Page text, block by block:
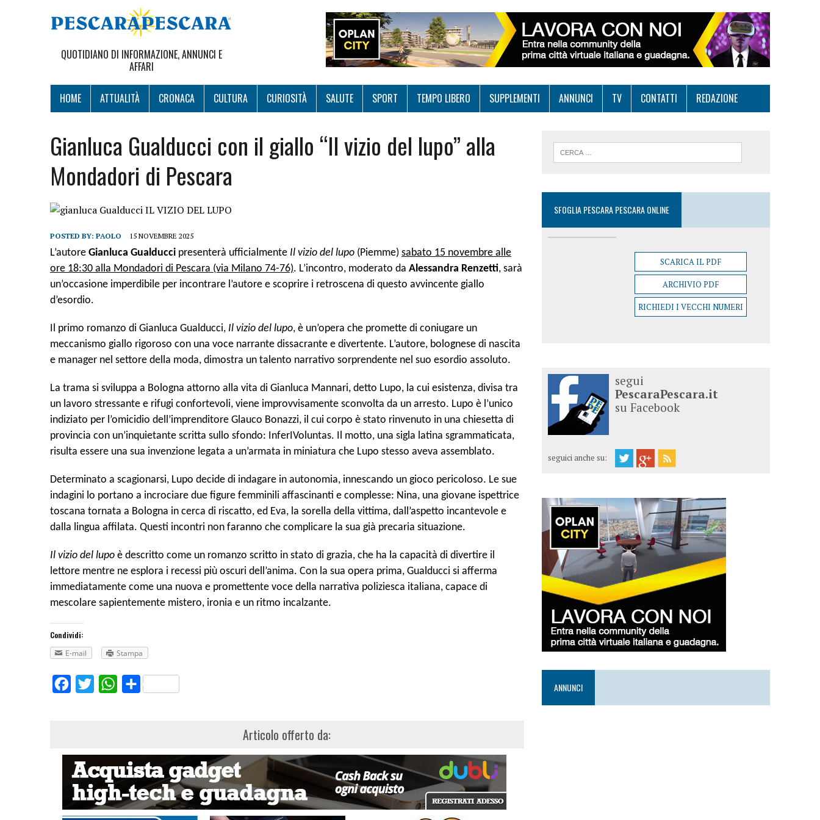
QUOTIDIANO DI INFORMAZIONE, ANNUNCI E
AFFARI
HOME ATTUALITÀ CRONACA CULTURA CURIOSITÀ SALUTE SPORT TEMPO LIBERO SUPPLEMENTI ANNUNCI TV CONTATTI REDAZIONE
Gianluca Gualducci con il giallo “Il vizio del lupo” alla
Mondadori di Pescara
POSTED BY: PAOLO 15 NOVEMBRE 2025
L’autore Gianluca Gualducci presenterà ufficialmente Il vizio del lupo (Piemme) sabato 15 novembre alle
ore 18:30 alla Mondadori di Pescara (via Milano 74-76). L’incontro, moderato da Alessandra Renzetti, sarà
un’occasione imperdibile per incontrare l’autore e scoprire i retroscena di questo avvincente giallo
d’esordio.
Il primo romanzo di Gianluca Gualducci, Il vizio del lupo, è un’opera che promette di coniugare un
meccanismo giallo rigoroso con una voce narrante dissacrante e divertente. L’autore, bolognese di nascita
e manager nel settore della moda, dimostra un talento narrativo sorprendente nel suo esordio assoluto.
La trama si sviluppa a Bologna attorno alla vita di Gianluca Mannari, detto Lupo, la cui esistenza, divisa tra
un lavoro stressante e rifugi confortevoli, viene improvvisamente sconvolta da un arresto. Lupo è l’unico
indiziato per l’omicidio dell’imprenditore Glauco Bonazzi, il cui corpo è stato rinvenuto in una chiesetta di
provincia con un’inquietante scritta sullo sfondo: InferIVoluntas. Il motto, una sigla latina sgrammaticata,
risulta essere una sua invenzione legata a un’armata in miniatura che Lupo stesso aveva assemblato.
Determinato a scagionarsi, Lupo decide di indagare in autonomia, innescando un gioco pericoloso. Le sue
indagini lo portano a incrociare due figure femminili affascinanti e complesse: Nina, una giovane ispettrice
toscana tornata a Bologna in cerca di riscatto, ed Eva, la sorella della vittima, dall’aspetto incantevole e
dalla lingua affilata. Questi incontri non faranno che complicare la sua già precaria situazione.
Il vizio del lupo è descritto come un romanzo scritto in stato di grazia, che ha la capacità di divertire il
lettore mentre ne esplora i recessi più oscuri dell’anima. Con la sua opera prima, Gualducci si afferma
immediatamente come una nuova e promettente voce della narrativa poliziesca italiana, capace di
mescolare sapientemente mistero, ironia e un ritmo incalzante.
Condividi:
E-mail
Stampa
FacebookTwitterWhatsApp
Share
Articolo offerto da:
SFOGLIA PESCARA PESCARA ONLINE
SCARICA IL PDF
ARCHIVIO PDF
RICHIEDI I VECCHI NUMERI
segui
PescaraPescara.it
su Facebook
seguici anche su:
ANNUNCI